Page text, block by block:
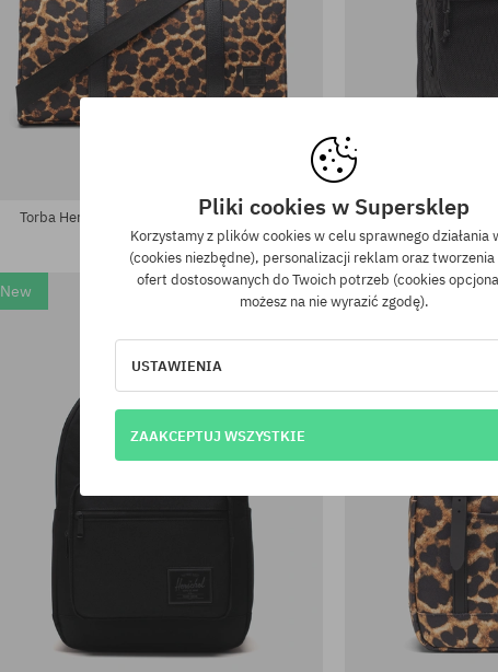
Torba Herschel Supply Co. Novel Carry On
469,90 PLN
Plecak
New New
Pliki cookies w Supersklep
Korzystamy z plików cookies w celu sprawnego działania
(cookies niezbędne), personalizacji reklam oraz tworzenia
ofert dostosowanych do Twoich potrzeb (cookies
możesz na nie wyrazić zgodę).
USTAWIENIA
ZAAKCEPTUJ WSZYSTKIE